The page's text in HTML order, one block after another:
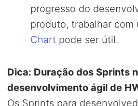
progresso do
produto, trabalhar com
Chart pode ser útil.
Dica: Duração dos Sprints
desenvolvimento ágil de
Os Sprints para